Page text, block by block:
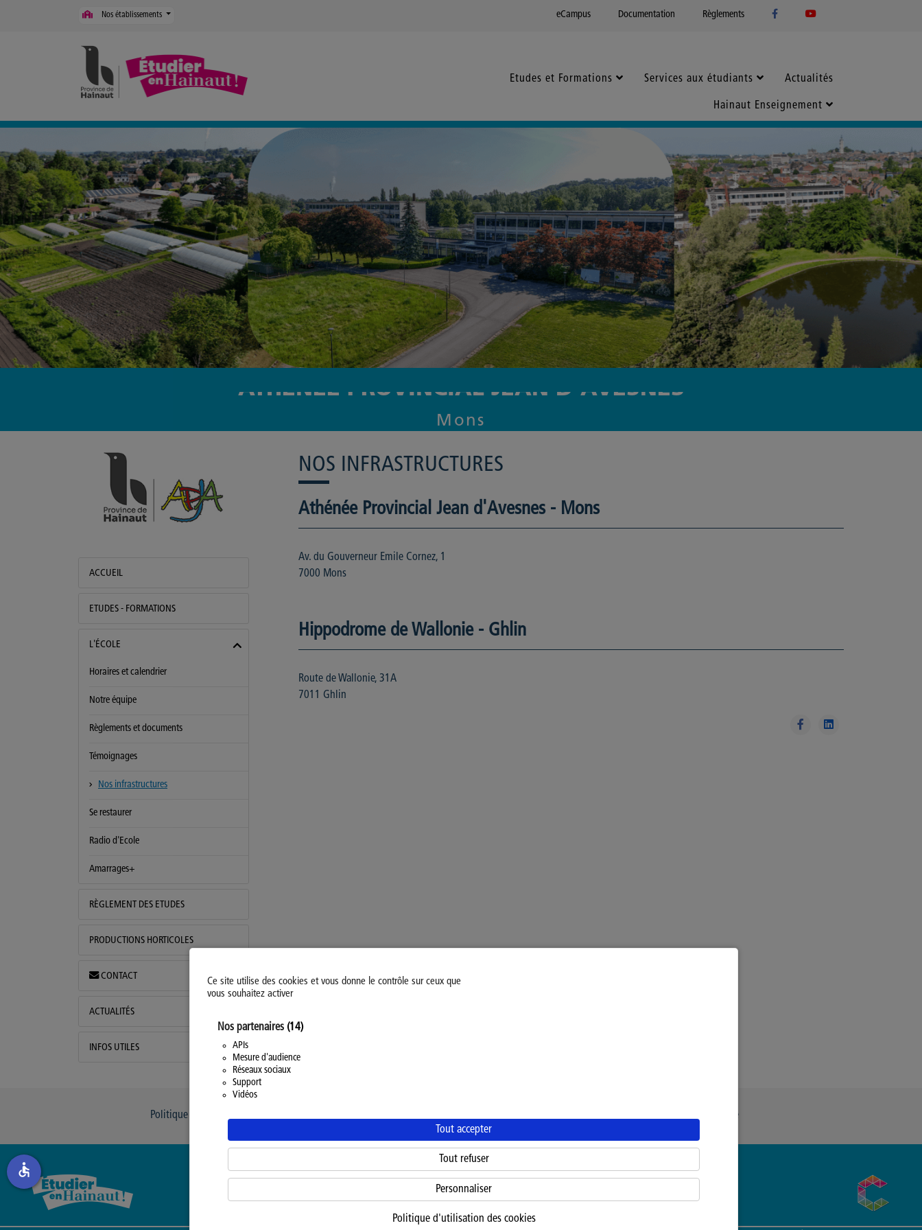
Panneau de gestion des cookies
Ce site utilise des cookies et vous donne le contrôle sur ceux que
vous souhaitez activer
Nos partenaires (14)
APIs
Mesure d'audience
Réseaux sociaux
Support
Vidéos
Tout accepter
Tout refuser
Personnaliser
Politique d'utilisation des cookies
Nos établissements eCampus Documentation Règlements
Etudes et Formations Services aux étudiants Actualités
Hainaut Enseignement
ATHÉNÉE PROVINCIAL JEAN D'AVESNES
Mons
ACCUEIL
ETUDES - FORMATIONS
L'ÉCOLE
Horaires et calendrier
Notre équipe
Règlements et documents
Témoignages
Nos infrastructures
Se restaurer
Radio d'Ecole
Amarrages+
RÈGLEMENT DES ETUDES
PRODUCTIONS HORTICOLES
CONTACT
ACTUALITÉS
INFOS UTILES
NOS INFRASTRUCTURES
Athénée Provincial Jean d'Avesnes - Mons
Av. du Gouverneur Emile Cornez, 1
7000 Mons
Hippodrome de Wallonie - Ghlin
Route de Wallonie, 31A
7011 Ghlin
Politique d’utilisation des Cookies Politique Générale de Confidentialité
accessible